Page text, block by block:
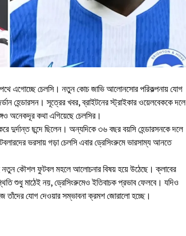
এগোচ্ছে চেলসি। নতুন কোচ জাভি আলোনসোর পরিকল্পনায় যোগ
হেন্ডারসন। সূত্রের খবর, ব্রাইটনের স্ট্রাইকার ওয়েলবেককে দলে
অনেকদূর কথা এগিয়েছে চেলসির।
দুর্দান্ত ছন্দে ছিলেন। অন্যদিকে ৩৬ বছর বয়সি হেন্ডারসনকে দলে
ভরসায় গড়া চেলসি এবার ড্রেসিংরুমে ভারসাম্য আনতে
কৌশল ফুটবল মহলে আলোচনার বিষয় হয়ে উঠেছে। ক্লাবের
শুধু মাঠেই নয়, ড্রেসিংরুমেও ইতিবাচক প্রভাব ফেলবে। যদিও
তাঁদের যোগ দেওয়ার সম্ভাবনা ক্রমশ জোরালো হচ্ছে।